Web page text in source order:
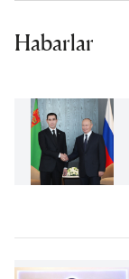
Habarlar